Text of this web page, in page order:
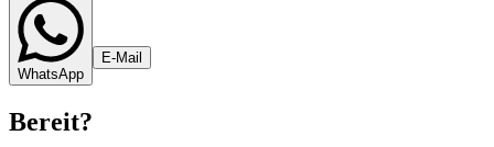
WhatsApp
E-Mail
Bereit?